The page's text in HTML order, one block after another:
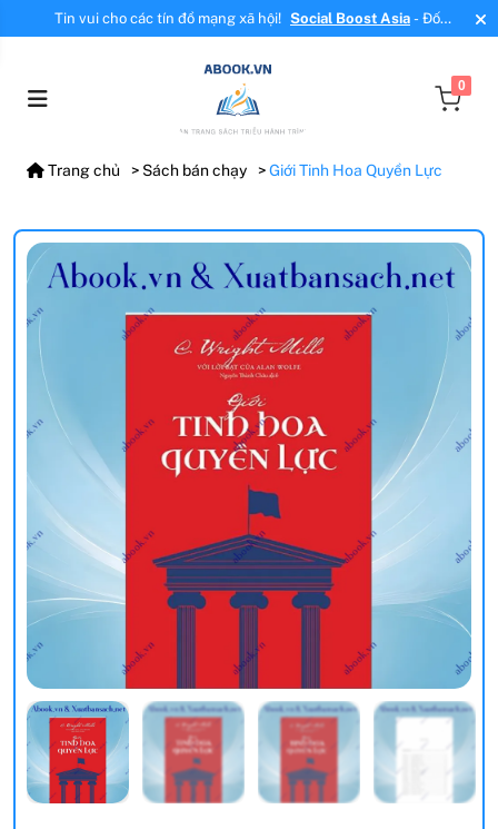
Tin vui cho các tín đồ mạng xã hội! Social Boost Asia- Đối
tác mới, cung cấp dịch vụ tăng tương tác, tăng follow uy tín!
0
Trang chủ Sách bán chạy Giới Tinh Hoa Quyền Lực